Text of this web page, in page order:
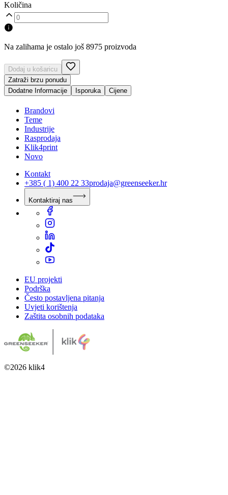
Količina
Na zalihama je ostalo još 8975 proizvoda
Dodaj u košaricu
Zatraži brzu ponudu
Dodatne Informacije
Isporuka Cijene
Brandovi
Teme
Industrije
Rasprodaja
Klik4print
Novo
Kontakt
+385 ( 1) 400 22 33prodaja@greenseeker.hr
Kontaktiraj nas
EU projekti
Podrška
Često postavljena pitanja
Uvjeti korištenja
Zaštita osobnih podataka
©2026 klik4